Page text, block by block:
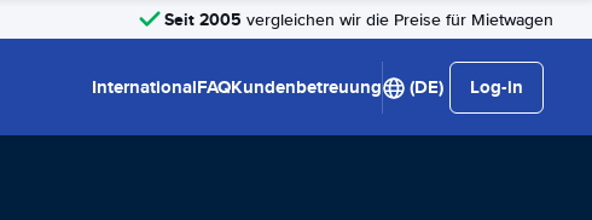
Seit 2005 vergleichen wir die Preise für Mietwagen
InternationalFAQKundenbetreuung (DE) Log-in